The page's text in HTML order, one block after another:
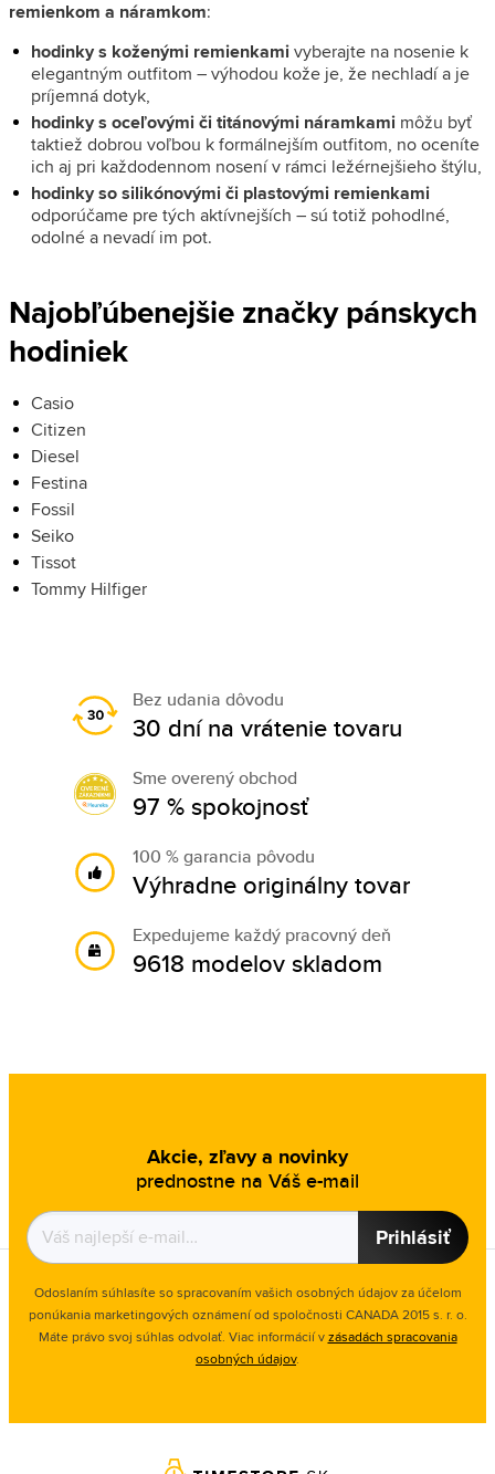
remienkom a náramkom:
hodinky s koženými remienkamivyberajte na nosenie k
elegantným outfitom – výhodou kože je, že nechladí a je
príjemná dotyk,
hodinky s oceľovými či titánovými náramkami môžu byť
taktiež dobrou voľbou k formálnejším outfitom, no oceníte
ich aj pri každodennom nosení v rámci ležérnejšieho štýlu,
hodinky so silikónovými či plastovými remienkami
odporúčame pre tých aktívnejších – sú totiž pohodlné,
odolné a nevadí im pot.
Najobľúbenejšie značky pánskych
hodiniek
Casio
Citizen
Diesel
Festina
Fossil
Seiko
Tissot
Tommy Hilfiger
Bez udania dôvodu
30 dní na vrátenie tovaru
Sme overený obchod
97 % spokojnosť
100 % garancia pôvodu
Výhradne originálny tovar
Expedujeme každý pracovný deň
9618 modelov skladom
Akcie, zľavy a novinky
prednostne na Váš e-mail
Prihlásiť
Odoslaním súhlasíte so spracovaním vašich osobných údajov za účelom
ponúkania marketingových oznámení od spoločnosti CANADA 2015 s. r. o.
Máte právo svoj súhlas odvolať. Viac informácií vzásadách spracovania
osobných údajov.